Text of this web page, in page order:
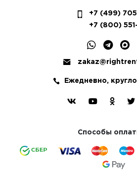
+7 (499)
+7 (800)
Ежедневно,
Способы